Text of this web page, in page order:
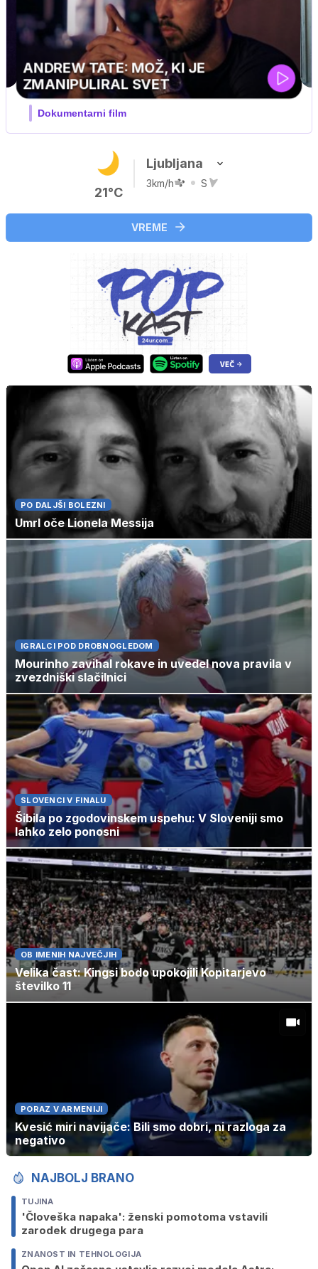
MOJ PRIJATELJ PINGVIN
Film meseca / družinski, pustolovski
21°C
Ljubljana
3km/h S
VREME
PO DALJŠI BOLEZNI
Umrl oče Lionela Messija
IGRALCI POD DROBNOGLEDOM
Mourinho zavihal rokave in uvedel nova pravila v
zvezdniški slačilnici
SLOVENCI V FINALU
Šibila po zgodovinskem uspehu: V Sloveniji smo
lahko zelo ponosni
OB IMENIH NAJVEČJIH
Velika čast: Kingsi bodo upokojili Kopitarjevo
številko 11
PORAZ V ARMENIJI
Kvesić miri navijače: Bili smo dobri, ni razloga za
negativo
NAJBOLJ BRANO
TUJINA
'Človeška napaka': ženski pomotoma vstavili
zarodek drugega para
ZNANOST IN TEHNOLOGIJA